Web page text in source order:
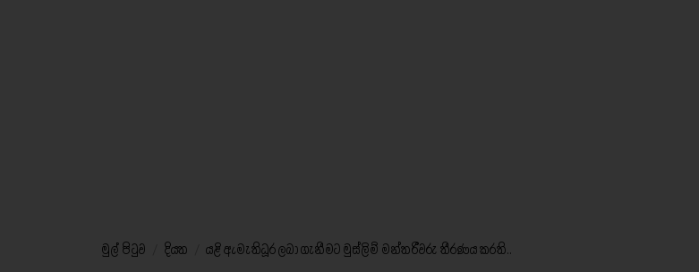
මුල් පිටුව දියත යළි ඇමැතිධූර ලබා ගැනීමට මුස්ලිම් මන්ත‍්‍රීවරු තීරණය කරති..